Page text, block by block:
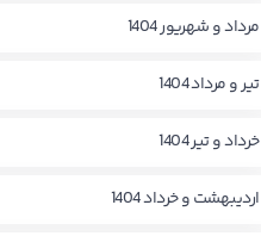
مرداد و شهریور 1404
تیر و مرداد 1404
خرداد و تیر 1404
اردیبهشت و خرداد 1404